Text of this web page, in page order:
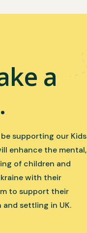
a
supporting our Kids
enhance the mental,
of children and
with their
to support their
settling in UK.